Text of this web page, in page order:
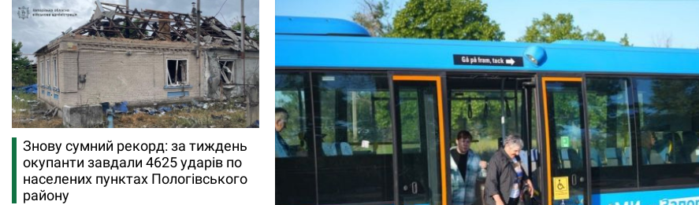
Знову сумний рекорд: за тиждень
окупанти завдали 4625 ударів по
населених пунктах Пологівського
району